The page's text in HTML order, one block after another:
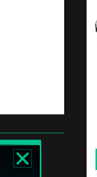
TORO